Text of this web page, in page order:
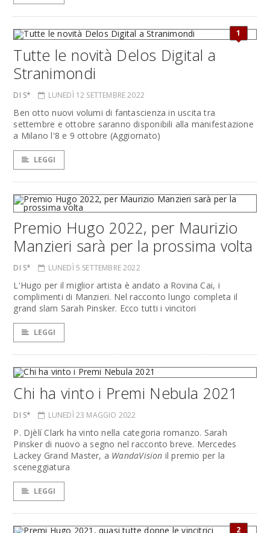
1
Tutte le novità Delos Digital a
Stranimondi
DI S* LUNEDÌ 12 SETTEMBRE 2022
Ben otto nuovi volumi di fantascienza in uscita tra
settembre e ottobre saranno disponibili alla manifestazione
a Milano l'8 e 9 ottobre (Aggiornato)
LEGGI
Premio Hugo 2022, per Maurizio
Manzieri sarà per la prossima volta
DI S* LUNEDÌ 5 SETTEMBRE 2022
L'Hugo per il miglior artista è andato a Rovina Cai, i
complimenti di Manzieri. Nel racconto lungo completa il
grand slam Sarah Pinsker. Ecco tutti i vincitori
LEGGI
Chi ha vinto i Premi Nebula 2021
DI S* LUNEDÌ 23 MAGGIO 2022
P. Djèlí Clark ha vinto nella categoria romanzo. Sarah
Pinsker di nuovo a segno nel racconto breve. Mercedes
Lackey Grand Master, a WandaVision il premio per la
sceneggiatura
LEGGI
2